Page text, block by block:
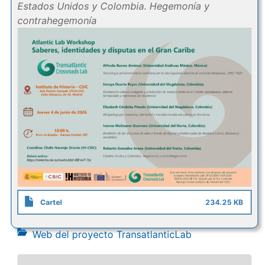
Estados Unidos y Colombia. Hegemonía y
contrahegemonía
Cartel 234.25 KB
Web del proyecto TransatlanticLab